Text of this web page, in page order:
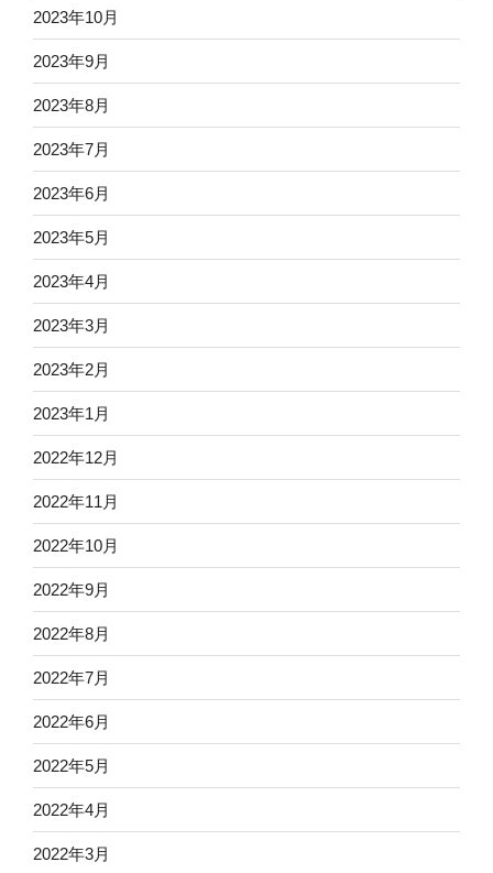
2023年10月
2023年9月
2023年8月
2023年7月
2023年6月
2023年5月
2023年4月
2023年3月
2023年2月
2023年1月
2022年12月
2022年11月
2022年10月
2022年9月
2022年8月
2022年7月
2022年6月
2022年5月
2022年4月
2022年3月